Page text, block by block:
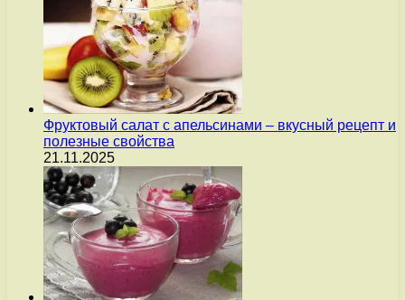
Фруктовый салат с апельсинами – вкусный рецепт и
полезные свойства
21.11.2025